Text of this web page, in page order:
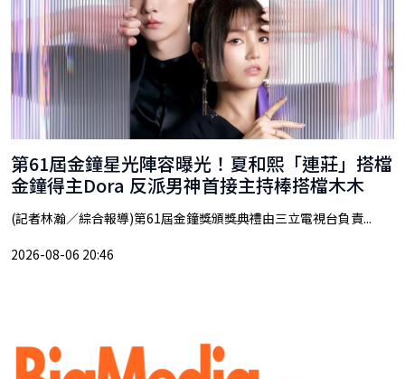
第61屆金鐘星光陣容曝光！夏和熙「連莊」搭檔
金鐘得主Dora 反派男神首接主持棒搭檔木木
(記者林瀚／綜合報導)第61屆金鐘獎頒獎典禮由三立電視台負責...
2026-08-06 20:46